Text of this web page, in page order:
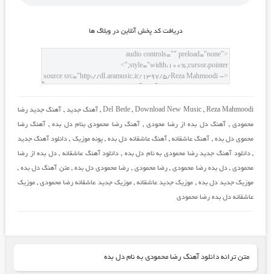
دريافت کد پخش آنلاين در وبلاگ ها
Del Bede,Download New Music, Reza Mahmoodi
, آهنگ جدید , آهنگ جدید رضا
محمودی, آهنگ دل بده از رضا محودی, آهنگ رضا محمودی بنام دل بده, آهنگ رضا
محموی دل بده , آهنگ عاشقانه, آهنگ عاشقانه دل بده,پونه موزیک , دانلود آهنگ جدید
,دانلود آهنگ جدید رضا محمودی به نام دل بده , دانلود آهنگ عاشقانه,دل بده از رضا
محمودی,دل بده رضا محمودی, رضا محمودی , رضا محمودی دل بده ,متن آهنگ دل بده,
موزیک جدید دل بده , موزیک جدید عاشقانه,موزیک جدید عاشقانه رضا محمودی,موزیک
عاشقانه دل بده رضا محمودی
متن ترانه دانلود آهنگ رضا محمودی به نام دل بده